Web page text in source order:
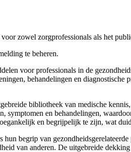
zowel zorgprofessionals als het
te beheren.
voor professionals in de
behandelingen en
bibliotheek van medische
symptomen en behandelingen,
en begrijpelijk te zijn, wat
begrip van
van anderen. De uitgebreide